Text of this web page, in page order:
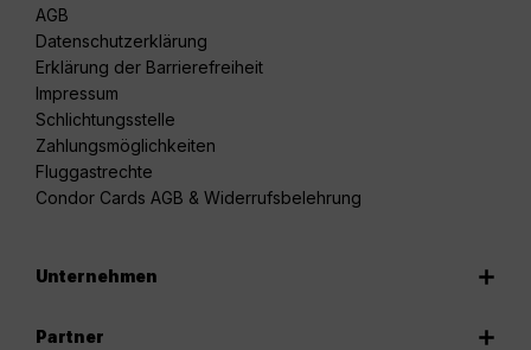
AGB
Datenschutzerklärung
Erklärung der Barrierefreiheit
Impressum
Schlichtungsstelle
Zahlungsmöglichkeiten
Fluggastrechte
Condor Cards AGB & Widerrufsbelehrung
Unternehmen
Partner